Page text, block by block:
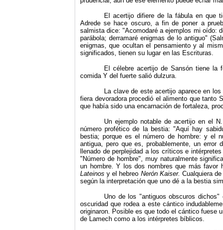
El acertijo difiere de la fábula en que
Adrede se hace oscuro, a fin de poner a
salmista dice: "Acomodaré a ejemplos mi oído:
parábola; derramaré enigmas de lo antiguo"
enigmas, que ocultan el pensamiento y al
significados, tienen su lugar en las Escrituras.
El célebre acertijo de Sansón tiene la
comida Y del fuerte salió dulzura.
La clave de este acertijo aparece en
fiera devoradora procedió el alimento que tanto
que había sido una encarnación de fortaleza,
Un ejemplo notable de acertijo en el
número profético de la bestia: "Aquí hay
bestia; porque es el número de hombre: y el
antigua, pero que es, probablemente, un
llenado de perplejidad a los críticos e
"Número de hombre", muy naturalmente
un hombre. Y los dos nombres que más favor
Lateinosy el hebreo Nerón Kaiser. Cualquiera
según la interpretación que uno dé a la bestia
Uno de los "antiguos obscuros dichos"
oscuridad que rodea a este cántico
originaron. Posible es que todo el cántico fuese
de Lamech como a los intérpretes bíblicos.